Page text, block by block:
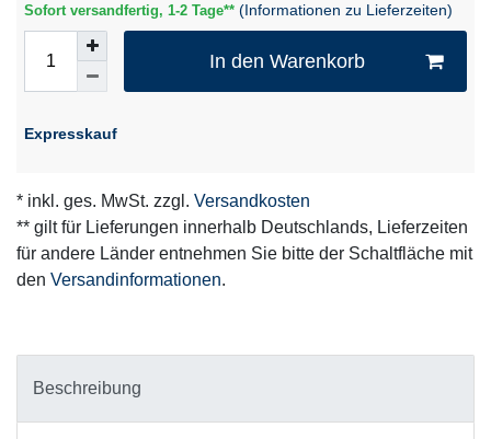
Sofort versandfertig, 1-2 Tage** (Informationen zu Lieferzeiten)
In den Warenkorb
Expresskauf
* inkl. ges. MwSt. zzgl. Versandkosten
** gilt für Lieferungen innerhalb Deutschlands, Lieferzeiten
für andere Länder entnehmen Sie bitte der Schaltfläche mit
den Versandinformationen.
Beschreibung